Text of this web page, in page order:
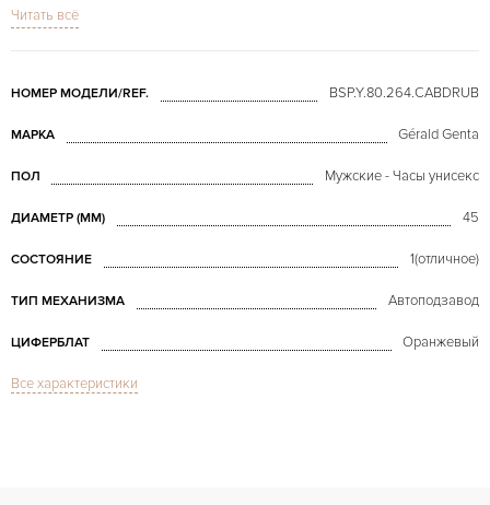
Читать всё
НОМЕР МОДЕЛИ/REF. BSP.Y.80.264.CABDRUB
МАРКА Gérald Genta
ПОЛ Мужские - Часы унисекс
ДИАМЕТР (MM) 45
СОСТОЯНИЕ 1(отличное)
ТИП МЕХАНИЗМА Автоподзавод
ЦИФЕРБЛАТ Оранжевый
СТЕКЛО
Все характеристики